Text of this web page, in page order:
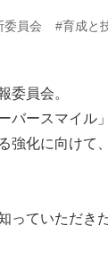
委員会 #育成と
委員会。
バースマイル
強化に向けて
っていただき